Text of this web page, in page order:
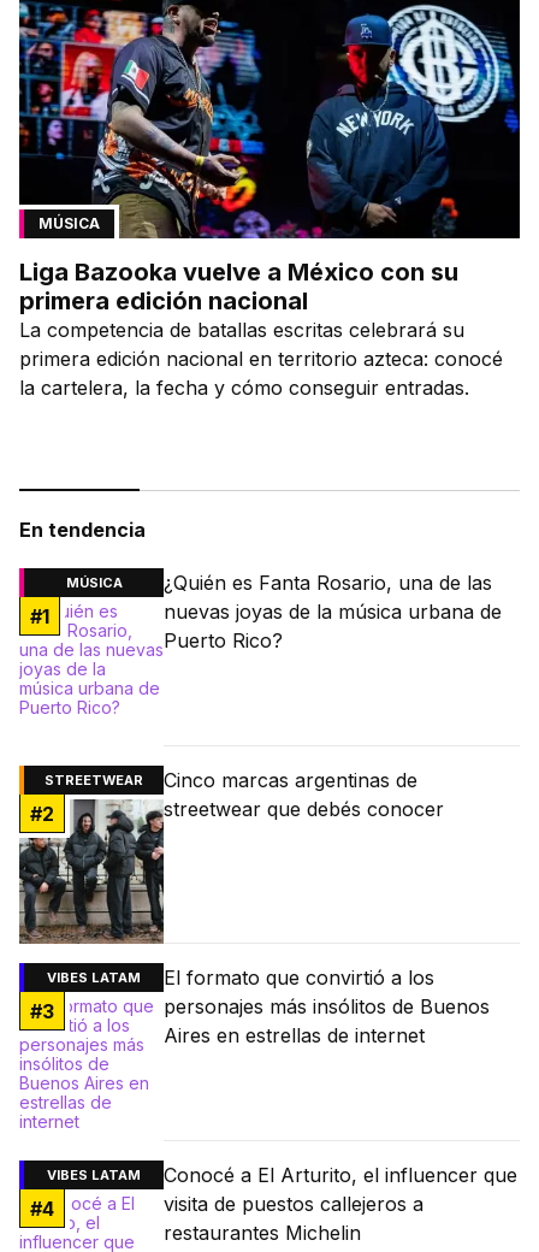
MÚSICA
Liga Bazooka vuelve a México con su
primera edición nacional
La competencia de batallas escritas celebrará su
primera edición nacional en territorio azteca: conocé
la cartelera, la fecha y cómo conseguir entradas.
En tendencia
MÚSICA
#1
¿Quién es Fanta Rosario, una de las
nuevas joyas de la música urbana de
Puerto Rico?
STREETWEAR
#2
Cinco marcas argentinas de
streetwear que debés conocer
VIBES LATAM
#3
El formato que convirtió a los
personajes más insólitos de Buenos
Aires en estrellas de internet
VIBES LATAM
#4
Conocé a El Arturito, el influencer que
visita de puestos callejeros a
restaurantes Michelin